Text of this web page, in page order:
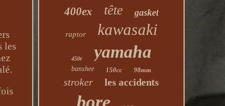
les
400ex tête gasket
raptor kawasaki
450r yamaha
banshee 150cc 98mm
stroker les accidents